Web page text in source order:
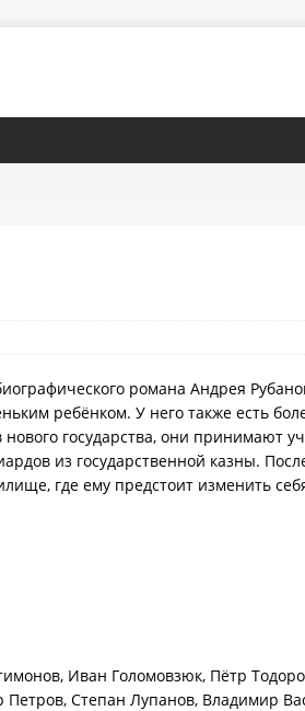
романа Андрея
ребёнком. У него также есть
государства, они принимают
из государственной казны.
где ему предстоит изменить
Иван Голомовзюк, Пётр
Степан Лупанов, Владимир